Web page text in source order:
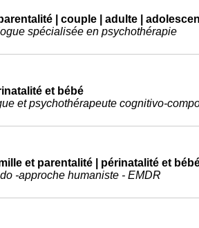
| couple | adulte |
spécialisée en psychothérapie
et bébé
et psychothérapeute cognitivo-
et parentalité | périnatalité et
-approche humaniste - EMDR